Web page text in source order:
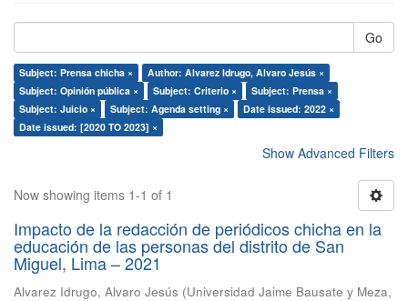
Go
Subject: Prensa chicha ×
Author: Alvarez Idrugo, Alvaro Jesús ×
Subject: Opinión pública ×
Subject: Criterio ×
Subject: Prensa ×
Subject: Juicio ×
Subject: Agenda setting ×
Date issued: 2022 ×
Date issued: [2020 TO 2023] ×
Show Advanced Filters
Now showing items 1-1 of 1
Impacto de la redacción de periódicos chicha en la
educación de las personas del distrito de San
Miguel, Lima – 2021
Alvarez Idrugo, Alvaro Jesús (Universidad Jaime Bausate y Meza,